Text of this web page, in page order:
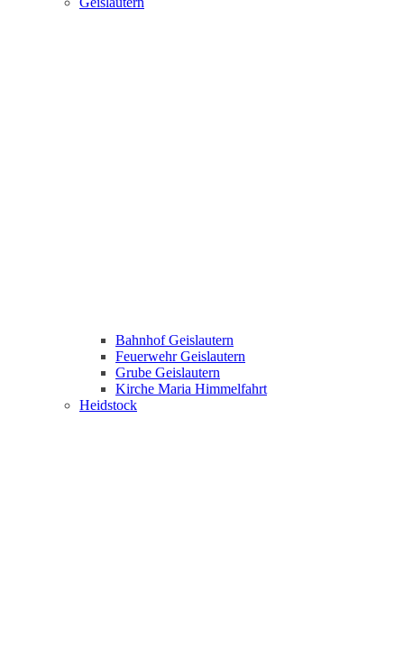
Bahnhof Geislautern
Feuerwehr Geislautern
Grube Geislautern
Kirche Maria Himmelfahrt
Heidstock